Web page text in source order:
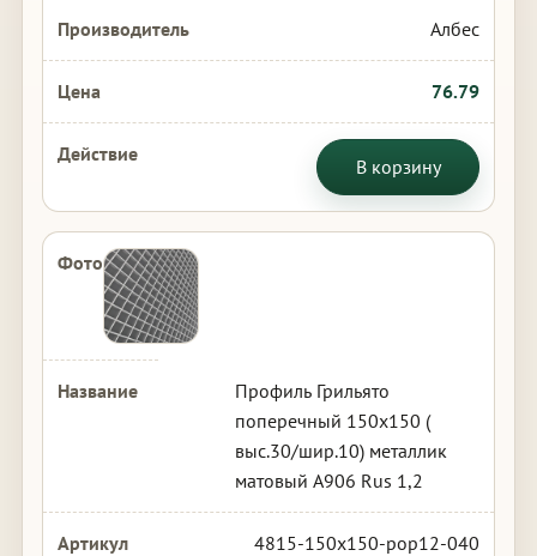
Албес
76.79
В корзину
Профиль Грильято
поперечный 150х150 (
выс.30/шир.10) металлик
матовый А906 Rus 1,2
4815-150x150-pop12-040